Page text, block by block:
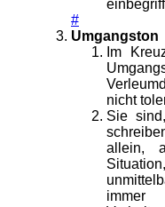
#
Umgangston
Im
nicht
Sie
allein,